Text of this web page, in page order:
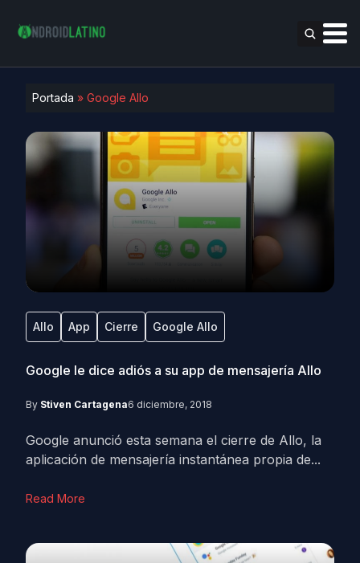
Portada » Google Allo
Allo App Cierre Google Allo
Google le dice adiós a su app de mensajería Allo
By Stiven Cartagena6 diciembre, 2018
Google anunció esta semana el cierre de Allo, la
aplicación de mensajería instantánea propia de...
Read More